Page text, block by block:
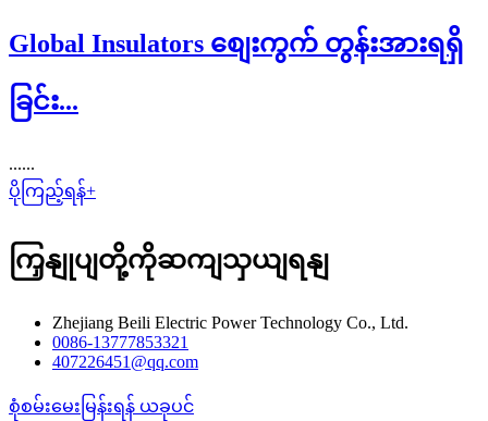
Global Insulators စျေးကွက် တွန်းအားရရှိ
ခြင်း...
......
ပိုကြည့်ရန်+
ကြှနျုပျတို့ကိုဆကျသှယျရနျ
Zhejiang Beili Electric Power Technology Co., Ltd.
0086-13777853321
407226451@qq.com
စုံစမ်းမေးမြန်းရန် ယခုပင်